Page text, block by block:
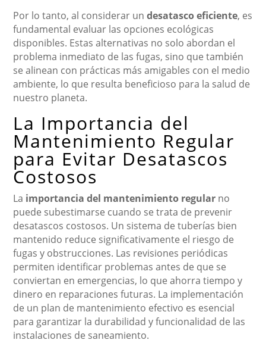
Por lo tanto, al considerar undesatasco eficiente, es
fundamental evaluar las opciones ecológicas
disponibles. Estas alternativas no solo abordan el
problema inmediato de las fugas, sino que también
se alinean con prácticas más amigables con el medio
ambiente, lo que resulta beneficioso para la salud de
nuestro planeta.
La Importancia del
Mantenimiento Regular
para Evitar Desatascos
Costosos
La importancia del mantenimiento regular no
puede subestimarse cuando se trata de prevenir
desatascos costosos. Un sistema de tuberías bien
mantenido reduce significativamente el riesgo de
fugas y obstrucciones. Las revisiones periódicas
permiten identificar problemas antes de que se
conviertan en emergencias, lo que ahorra tiempo y
dinero en reparaciones futuras. La implementación
de un plan de mantenimiento efectivo es esencial
para garantizar la durabilidad y funcionalidad de las
instalaciones de saneamiento.